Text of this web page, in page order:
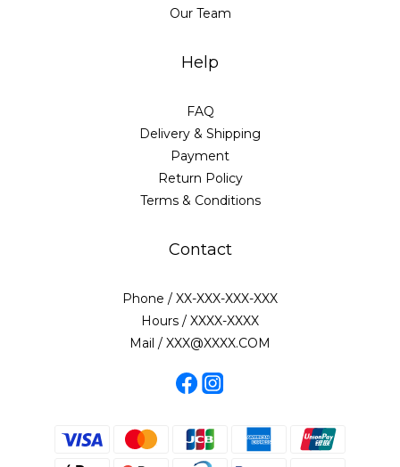
Our Team
Help
FAQ
Delivery & Shipping
Payment
Return Policy
Terms & Conditions
Contact
Phone / XX-XXX-XXX-XXX
Hours / XXXX-XXXX
Mail / XXX@XXXX.COM